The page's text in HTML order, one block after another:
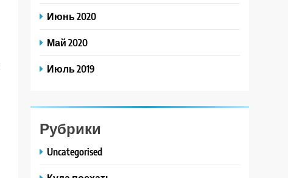
Июнь 2020
Май 2020
Июль 2019
Рубрики
Uncategorised